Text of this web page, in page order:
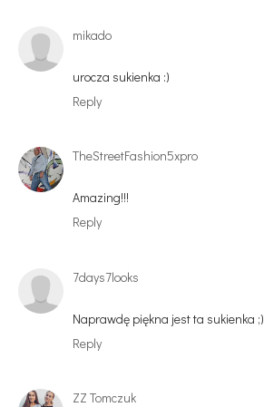
mikado
urocza sukienka :)
Reply
TheStreetFashion5xpro
Amazing!!!
Reply
7days7looks
Naprawdę piękna jest ta sukienka ;)
Reply
ZZ Tomczuk